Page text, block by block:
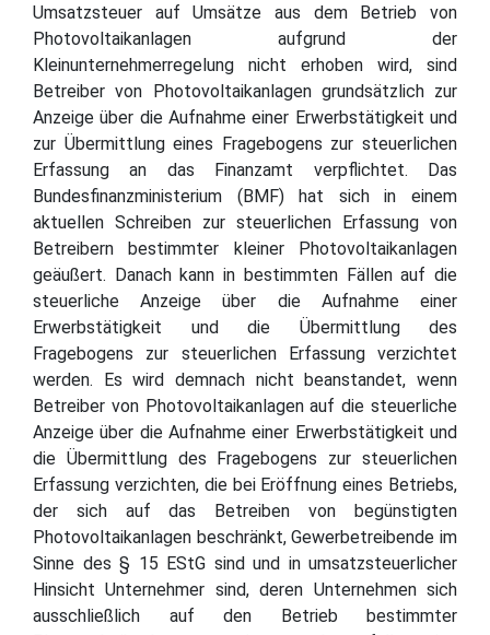
Umsatzsteuer auf Umsätze aus dem Betrieb von
Photovoltaikanlagen aufgrund der
Kleinunternehmerregelung nicht erhoben wird, sind
Betreiber von Photovoltaikanlagen grundsätzlich zur
Anzeige über die Aufnahme einer Erwerbstätigkeit und
zur Übermittlung eines Fragebogens zur steuerlichen
Erfassung an das Finanzamt verpflichtet. Das
Bundesfinanzministerium (BMF) hat sich in einem
aktuellen Schreiben zur steuerlichen Erfassung von
Betreibern bestimmter kleiner Photovoltaikanlagen
geäußert. Danach kann in bestimmten Fällen auf die
steuerliche Anzeige über die Aufnahme einer
Erwerbstätigkeit und die Übermittlung des
Fragebogens zur steuerlichen Erfassung verzichtet
werden. Es wird demnach nicht beanstandet, wenn
Betreiber von Photovoltaikanlagen auf die steuerliche
Anzeige über die Aufnahme einer Erwerbstätigkeit und
die Übermittlung des Fragebogens zur steuerlichen
Erfassung verzichten, die bei Eröffnung eines Betriebs,
der sich auf das Betreiben von begünstigten
Photovoltaikanlagen beschränkt, Gewerbetreibende im
Sinne des § 15 EStG sind und in umsatzsteuerlicher
Hinsicht Unternehmer sind, deren Unternehmen sich
ausschließlich auf den Betrieb bestimmter